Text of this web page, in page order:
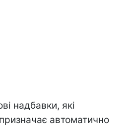
надбавки, які
автоматично